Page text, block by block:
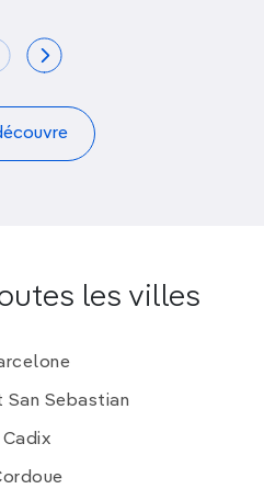
les villes
San Sebastian
Cadix